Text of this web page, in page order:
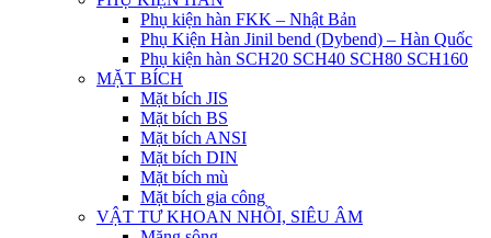
Phụ kiện hàn FKK – Nhật Bản
Phụ Kiện Hàn Jinil bend (Dybend) – Hàn Quốc
Phụ kiện hàn SCH20 SCH40 SCH80 SCH160
MẶT BÍCH
Mặt bích JIS
Mặt bích BS
Mặt bích ANSI
Mặt bích DIN
Mặt bích mù
Mặt bích gia công
VẬT TƯ KHOAN NHỒI, SIÊU ÂM